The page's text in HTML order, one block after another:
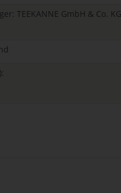
TEEKANNE GmbH & Co.